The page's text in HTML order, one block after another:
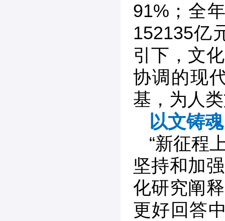
91%；全
152135亿
引下，文
协调的现
基，为人
以文铸
“新征程
坚持和加
化研究阐
更好回答